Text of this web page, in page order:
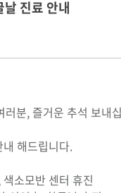
진료 안내
분, 즐거운 추석 보내
해드립니다.
소모반 센터 휴진